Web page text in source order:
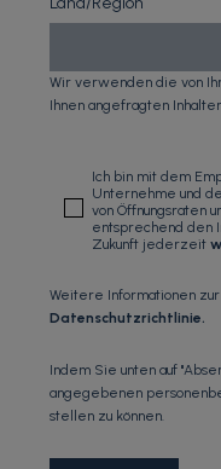
Wir verwenden die von
Ihnen angefragten
Ich bin mit dem
Unternehme und
von Öffnungsraten
entsprechend den
Zukunft jederzeit
Weitere Informationen
Datenschutzrichtlinie.
Indem Sie unten auf
angegebenen
stellen zu können.